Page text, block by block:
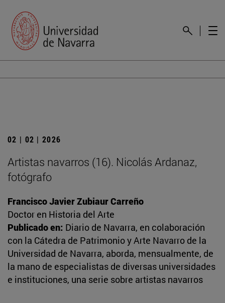
02 | 02 | 2026
Artistas navarros (16). Nicolás Ardanaz,
fotógrafo
Francisco Javier Zubiaur Carreño
Doctor en Historia del Arte
Publicado en: Diario de Navarra, en colaboración
con la Cátedra de Patrimonio y Arte Navarro de la
Universidad de Navarra, aborda, mensualmente, de
la mano de especialistas de diversas universidades
e instituciones, una serie sobre artistas navarros